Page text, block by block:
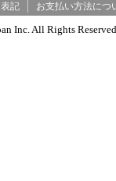
記 お支払い方法につ
Inc. All Rights